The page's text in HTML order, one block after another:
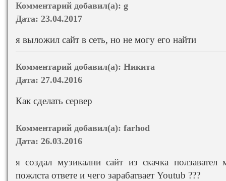
Комментарий добавил(а): g
Дата: 23.04.2017
я выложил сайт в сеть, но не могу его найти
Комментарий добавил(а): Никита
Дата: 27.04.2016
Как сделать сервер
Комментарий добавил(а): farhod
Дата: 26.03.2016
я создал музикални сайт из скачка ползавател
пожлста ответе и чего зарабатвает Youtub ???